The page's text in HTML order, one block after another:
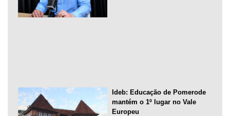
Ideb: Educação de Pomerode
mantém o 1º lugar no Vale
Europeu